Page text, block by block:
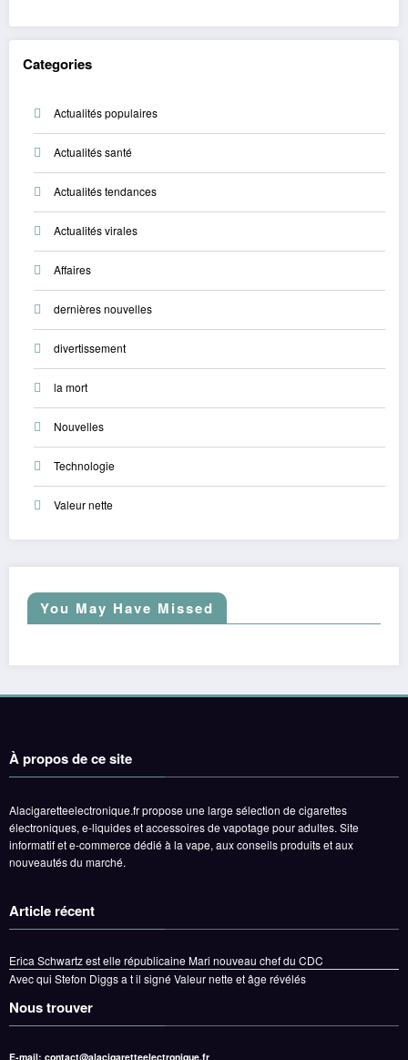
Categories
Actualités populaires
Actualités santé
Actualités tendances
Actualités virales
Affaires
dernières nouvelles
divertissement
la mort
Nouvelles
Technologie
Valeur nette
You May Have Missed
À propos de ce site
Alacigaretteelectronique.fr propose une large sélection de cigarettes
électroniques, e-liquides et accessoires de vapotage pour adultes. Site
informatif et e-commerce dédié à la vape, aux conseils produits et aux
nouveautés du marché.
Article récent
Erica Schwartz est elle républicaine Mari nouveau chef du CDC
Avec qui Stefon Diggs a t il signé Valeur nette et âge révélés
Nous trouver
E-mail: contact@alacigaretteelectronique.fr